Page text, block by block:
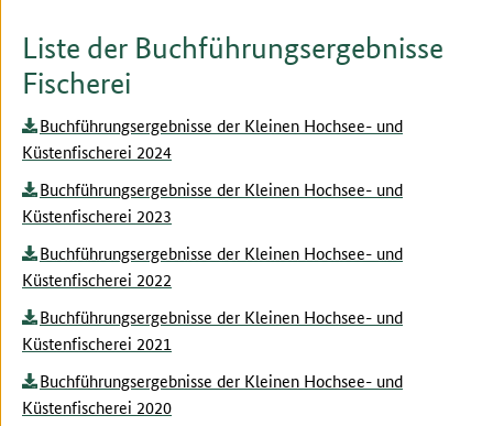
Liste der Buchführungsergebnisse
Fischerei
Buchführungsergebnisse der Kleinen Hochsee- und
Küstenfischerei 2024
Buchführungsergebnisse der Kleinen Hochsee- und
Küstenfischerei 2023
Buchführungsergebnisse der Kleinen Hochsee- und
Küstenfischerei 2022
Buchführungsergebnisse der Kleinen Hochsee- und
Küstenfischerei 2021
Buchführungsergebnisse der Kleinen Hochsee- und
Küstenfischerei 2020